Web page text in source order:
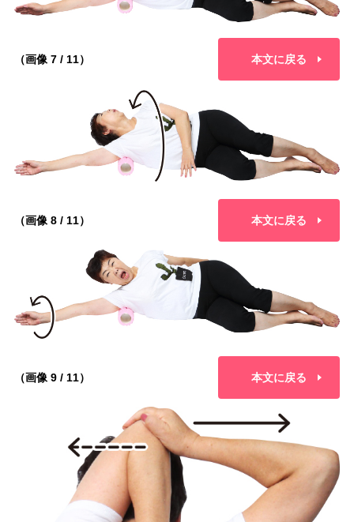
（画像 7 / 11） 本文に戻る
（画像 8 / 11） 本文に戻る
（画像 9 / 11） 本文に戻る